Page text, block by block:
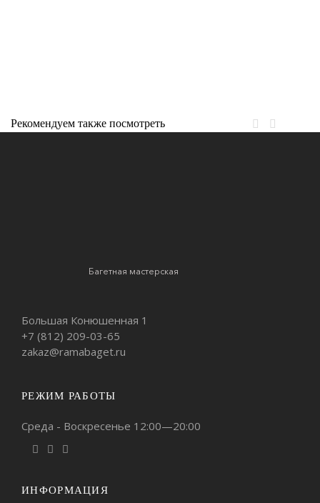
Рекомендуем также посмотреть
Багетная мастерская
Большая Конюшенная 1
+7 (812) 209-03-65
zakaz@ramabaget.ru
РЕЖИМ РАБОТЫ
Среда - Воскресенье 12:00—20:00
ИНФОРМАЦИЯ